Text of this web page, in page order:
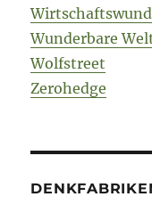
Wunderbare
Wolfstreet
Zerohedge